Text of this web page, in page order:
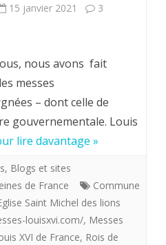
15 janvier 2021
3
nous avons fait
messes
– dont celle de
gouvernementale. Louis
lire davantage »
, Blogs et sites
de France
Commune
Saint Michel des lions
louisxvi.com/, Messes
XVI de France, Rois de